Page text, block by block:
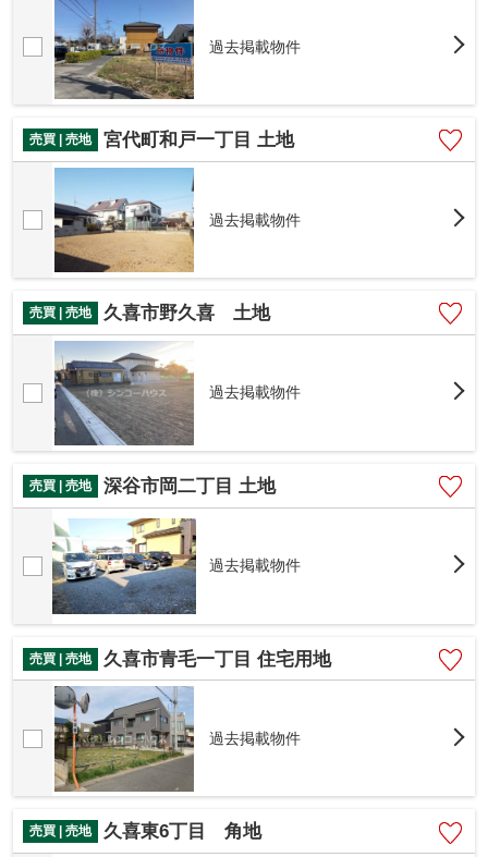
過去掲載物件
売買 | 売地 宮代町和戸一丁目 土地
過去掲載物件
売買 | 売地 久喜市野久喜 土地
過去掲載物件
売買 | 売地 深谷市岡二丁目 土地
過去掲載物件
売買 | 売地 久喜市青毛一丁目 住宅用地
過去掲載物件
売買 | 売地 久喜東6丁目 角地